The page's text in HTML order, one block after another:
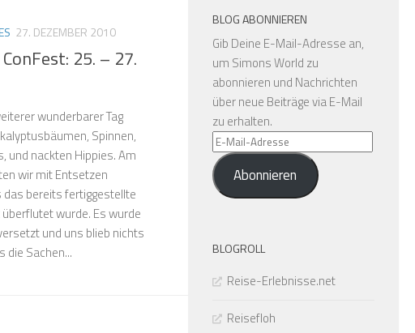
27. DEZEMBER 2010
25. – 27.
wunderbarer Tag
Spinnen,
und nackten Hippies. Am
wir mit Entsetzen
bereits fertiggestellte
wurde. Es wurde
und uns blieb nichts
die Sachen...
BLOG ABONNIEREN
Gib Deine E-Mail-Adresse an,
um Simons World zu
abonnieren und Nachrichten
über neue Beiträge via E-Mail
zu erhalten.
E-
Mail-
AdresseAbonnieren
BLOGROLL
Reise-Erlebnisse.net
Reisefloh